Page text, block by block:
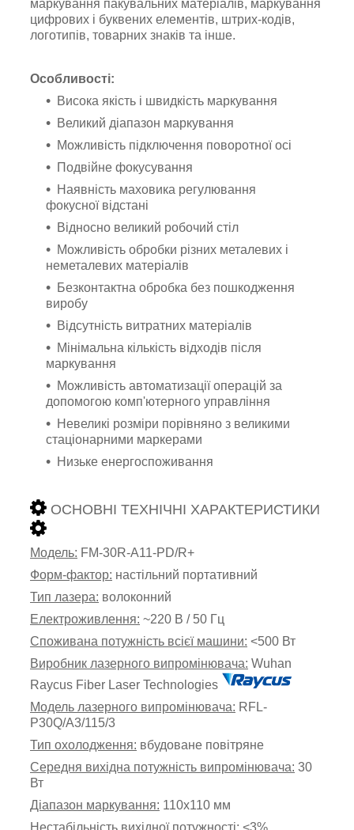
маркування пакувальних матеріалів, маркування
цифрових і буквених елементів, штрих-кодів,
логотипів, товарних знаків та інше.
Особливості:
Висока якість і швидкість маркування
Великий діапазон маркування
Можливість підключення поворотної осі
Подвійне фокусування
Наявність маховика регулювання
фокусної відстані
Відносно великий робочий стіл
Можливість обробки різних металевих і
неметалевих матеріалів
Безконтактна обробка без пошкодження
виробу
Відсутність витратних матеріалів
Мінімальна кількість відходів після
маркування
Можливість автоматизації операцій за
допомогою комп'ютерного управління
Невеликі розміри порівняно з великими
стаціонарними маркерами
Низьке енергоспоживання
ОСНОВНІ ТЕХНІЧНІ ХАРАКТЕРИСТИКИ
Модель: FM-30R-A11-PD/R+
Форм-фактор: настільний портативний
Тип лазера: волоконний
Електроживлення: ~220 В / 50 Гц
Споживана потужність всієї машини: <500 Вт
Виробник лазерного випромінювача: Wuhan
Raycus Fiber Laser Technologies
Модель лазерного випромінювача: RFL-
P30Q/A3/115/3
Тип охолодження: вбудоване повітряне
Середня вихідна потужність випромінювача: 30
Вт
Діапазон маркування: 110х110 мм
Нестабільність вихідної потужності: <3%